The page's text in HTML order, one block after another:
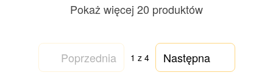
Pokaż więcej 20 produktów
Poprzednia 1 z 4 Następna